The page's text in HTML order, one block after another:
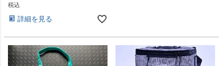
税込
詳細を見る